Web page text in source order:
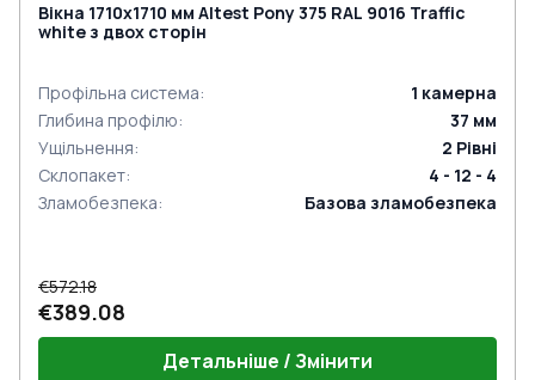
Вікна 1710x1710 мм Altest Pony 375 RAL 9016 Traffic
white з двох сторін
Профільна система: 1 камерна
Глибина профілю: 37 мм
Ущільнення: 2 Рівні
Склопакет:
4 - 12 - 4
Зламобезпека: Базова зламобезпека
€572.18
€389.08
Детальніше / Змінити